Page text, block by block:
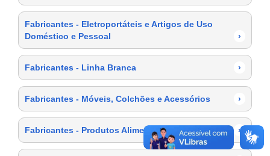
Fabricantes - Eletroportáteis e Artigos de Uso
Doméstico e Pessoal
›
Fabricantes - Linha Branca ›
Fabricantes - Móveis, Colchões e Acessórios ›
Fabricantes - Produtos Alimentícios ›